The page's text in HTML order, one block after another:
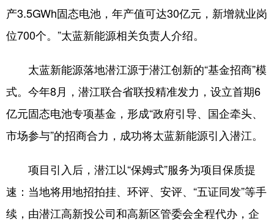
多语种频道
Русский язык 日本語 한국어
Deutsch Português
产3.5GWh固态电池，年产值可达30亿元，新增就业岗
位700个。”太蓝新能源相关负责人介绍。
太蓝新能源落地潜江源于潜江创新的“基金招商”模
式。今年8月，潜江联合省联投精准发力，设立首期6
亿元固态电池专项基金，形成“政府引导、国企牵头、
市场参与”的招商合力，成功将太蓝新能源引入潜江。
项目引入后，潜江以“保姆式”服务为项目保质提
速：当地将用地招拍挂、环评、安评、“五证同发”等手
续，由潜江高新投公司和高新区管委会全程代办，企